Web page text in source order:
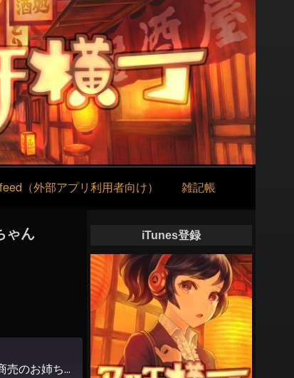
（外部アプリ利用者向け） 雑記帳
ゃん
【 第11夜 】当たりだと思う水商売のお姉ちゃん
iTunes登録